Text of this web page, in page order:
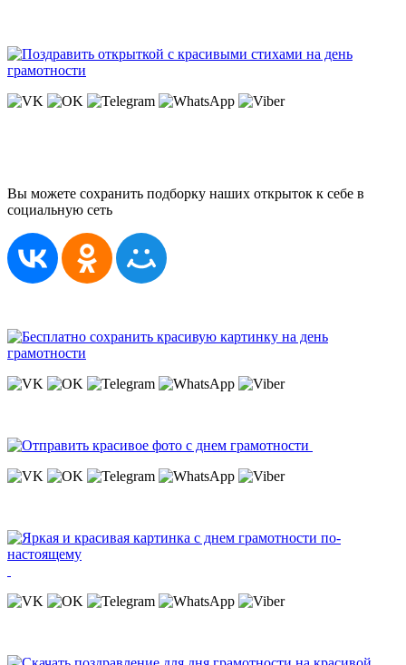
Вы можете сохранить подборку наших открыток к себе в
социальную сеть